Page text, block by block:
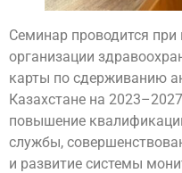
Семинар проводится
организации
карты по сдерживанию
Казахстане на
повышение
службы,
и развитие системы